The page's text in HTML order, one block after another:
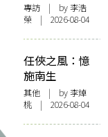
專訪 | by 李浩
榮 | 2026-08-04
任俠之風：憶
施南生
其他 | by 李焯
桃 | 2026-08-04